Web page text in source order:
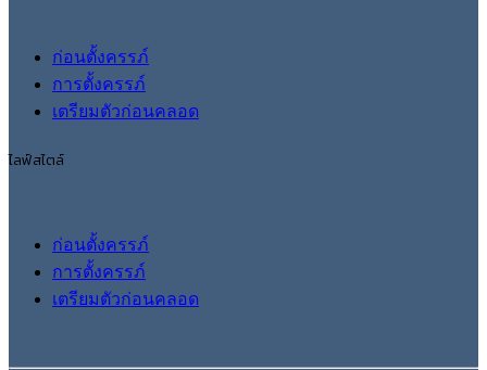
ก่อนตั้งครรภ์
การตั้งครรภ์
เตรียมตัวก่อนคลอด
ไลฟ์สไตล์
ก่อนตั้งครรภ์
การตั้งครรภ์
เตรียมตัวก่อนคลอด